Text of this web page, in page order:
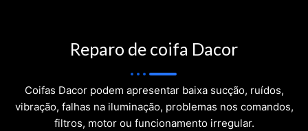
Reparo de coifa Dacor
Coifas Dacor podem apresentar baixa sucção, ruídos,
vibração, falhas na iluminação, problemas nos comandos,
filtros, motor ou funcionamento irregular.